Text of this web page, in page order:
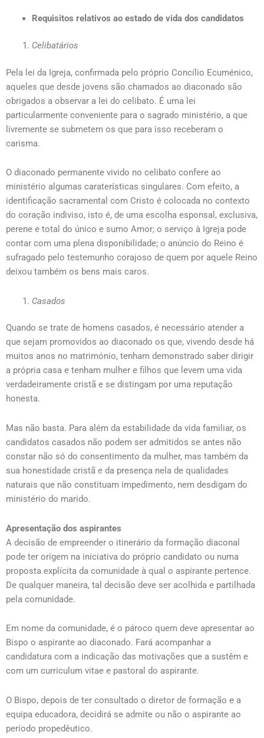
Requisitos relativos ao estado de vida dos candidatos
Celibatários
Pela lei da Igreja, confirmada pelo próprio Concílio Ecuménico,
aqueles que desde jovens são chamados ao diaconado são
obrigados a observar a lei do celibato. É uma lei
particularmente conveniente para o sagrado ministério, a que
livremente se submetem os que para isso receberam o
carisma.
O diaconado permanente vivido no celibato confere ao
ministério algumas caraterísticas singulares. Com efeito, a
identificação sacramental com Cristo é colocada no contexto
do coração indiviso, isto é, de uma escolha esponsal, exclusiva,
perene e total do único e sumo Amor; o serviço à Igreja pode
contar com uma plena disponibilidade; o anúncio do Reino é
sufragado pelo testemunho corajoso de quem por aquele Reino
deixou também os bens mais caros.
Casados
Quando se trate de homens casados, é necessário atender a
que sejam promovidos ao diaconado os que, vivendo desde há
muitos anos no matrimónio, tenham demonstrado saber dirigir
a própria casa e tenham mulher e filhos que levem uma vida
verdadeiramente cristã e se distingam por uma reputação
honesta.
Mas não basta. Para além da estabilidade da vida familiar, os
candidatos casados não podem ser admitidos se antes não
constar não só do consentimento da mulher, mas também da
sua honestidade cristã e da presença nela de qualidades
naturais que não constituam impedimento, nem desdigam do
ministério do marido.
Apresentação dos aspirantes
A decisão de empreender o itinerário da formação diaconal
pode ter origem na iniciativa do próprio candidato ou numa
proposta explícita da comunidade à qual o aspirante pertence.
De qualquer maneira, tal decisão deve ser acolhida e partilhada
pela comunidade.
Em nome da comunidade, é o pároco quem deve apresentar ao
Bispo o aspirante ao diaconado. Fará acompanhar a
candidatura com a indicação das motivações que a sustêm e
com um curriculum vitae e pastoral do aspirante.
O Bispo, depois de ter consultado o diretor de formação e a
equipa educadora, decidirá se admite ou não o aspirante ao
período propedêutico.